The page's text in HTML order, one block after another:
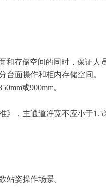
和存储空间的同时，保证人
台面操作和柜内存储空间。
或900mm。
》，主通道净宽不应小于1.5
站姿操作场景。